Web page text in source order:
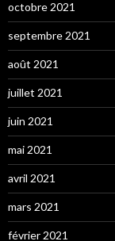
octobre 2021
septembre 2021
août 2021
juillet 2021
juin 2021
mai 2021
avril 2021
mars 2021
février 2021